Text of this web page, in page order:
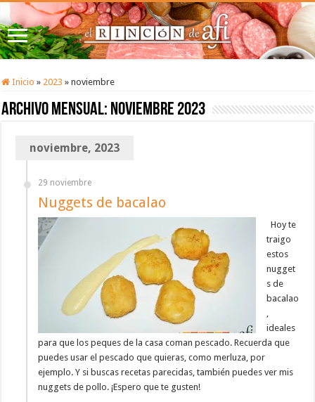
Inicio » 2023 » noviembre
Archivo mensual: noviembre 2023
noviembre, 2023
29 noviembre
Nuggets de bacalao
Hoy te
traigo
estos
nugget
s de
bacalao
,
ideales
para que los peques de la casa coman pescado. Recuerda que
puedes usar el pescado que quieras, como merluza, por
ejemplo. Y si buscas recetas parecidas, también puedes ver mis
nuggets de pollo. ¡Espero que te gusten!